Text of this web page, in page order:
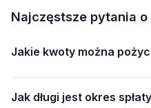
Najczęstsze pytania
Jakie kwoty można
Jak długi jest okres